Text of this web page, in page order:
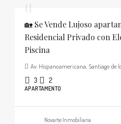
🏡 Se Vende Lujoso
Residencial Privado con
Piscina
Av. Hispanoamericana, Santiago de
3 2
APARTAMENTO
Novarte Inmobiliaria